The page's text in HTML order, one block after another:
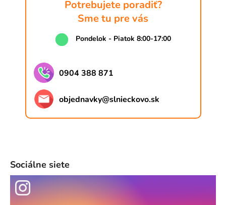
Potrebujete poradiť?
Sme tu pre vás
Pondelok - Piatok 8:00-17:00
0904 388 871
objednavky@slnieckovo.sk
Sociálne siete